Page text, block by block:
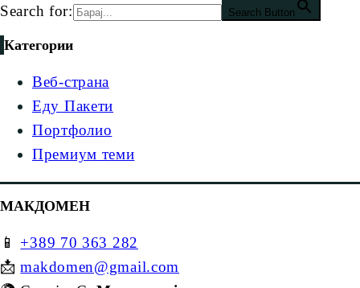
Search for:
Search Button
Категории
Веб-страна
Еду Пакети
Портфолио
Премиум теми
МАКДОМЕН
📱 +389 70 363 282
📩makdomen@gmail.com